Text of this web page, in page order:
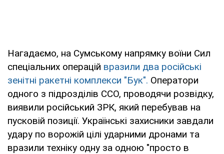
Нагадаємо, на Сумському напрямку воїни Сил
спеціальних операцій вразили два російські
зенітні ракетні комплекси "Бук". Оператори
одного з підрозділів ССО, проводячи розвідку,
виявили російський ЗРК, який перебував на
пусковій позиції. Українські захисники завдали
удару по ворожій цілі ударними дронами та
вразили техніку одну за одною "просто в